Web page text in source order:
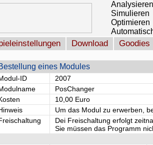
Analysieren
Simulieren
Optimieren
Download Goodies
eines Modules
ID
2007
PosChanger
10,00 Euro
Um das Modul zu erwerben,
Dei Freischaltung erfolgt
Sie müssen das Programm